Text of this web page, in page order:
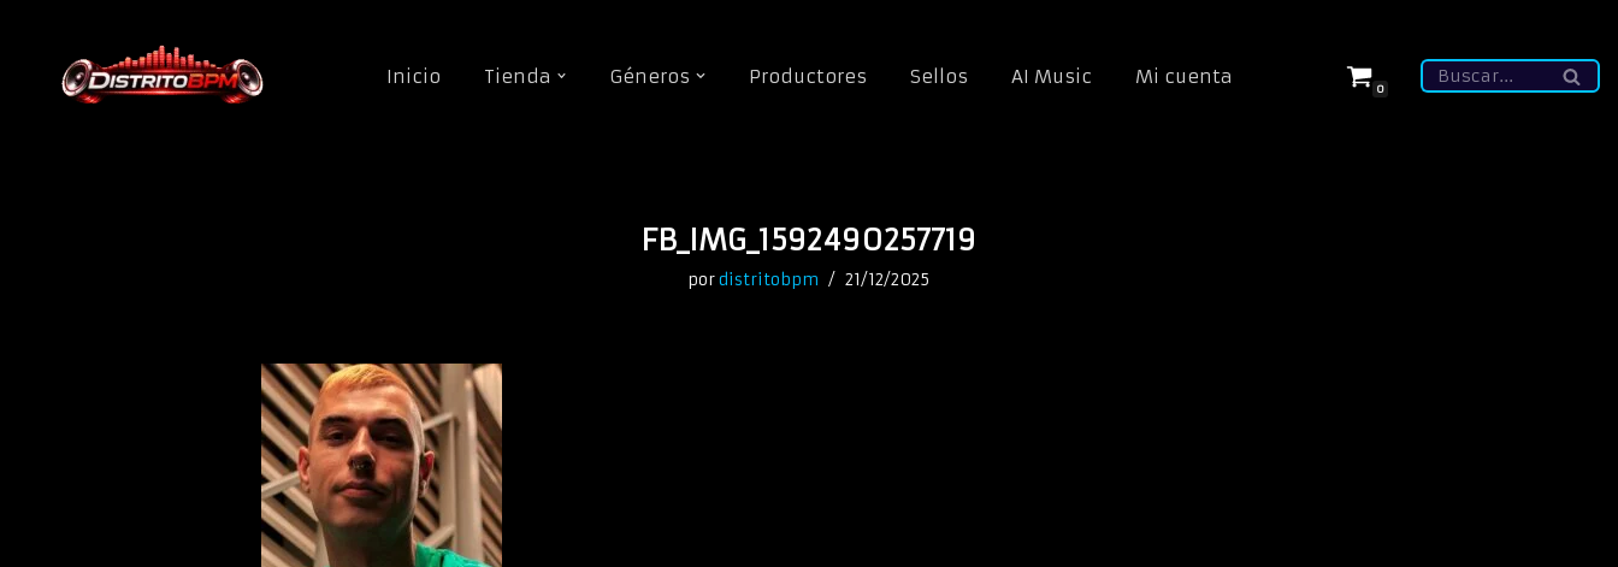
Inicio
Tienda Géneros Productores Sellos AI Music Mi cuenta
0
FB_IMG_1592490257719
pordistritobpm 21/12/2025